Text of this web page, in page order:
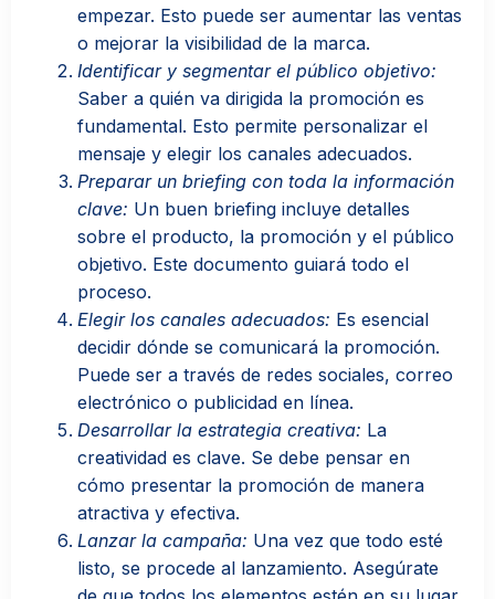
empezar. Esto puede ser aumentar las ventas
o mejorar la visibilidad de la marca.
Identificar y segmentar el público objetivo:
Saber a quién va dirigida la promoción es
fundamental. Esto permite personalizar el
mensaje y elegir los canales adecuados.
Preparar un briefing con toda la información
clave: Un buen briefing incluye detalles
sobre el producto, la promoción y el público
objetivo. Este documento guiará todo el
proceso.
Elegir los canales adecuados: Es esencial
decidir dónde se comunicará la promoción.
Puede ser a través de redes sociales, correo
electrónico o publicidad en línea.
Desarrollar la estrategia creativa: La
creatividad es clave. Se debe pensar en
cómo presentar la promoción de manera
atractiva y efectiva.
Lanzar la campaña: Una vez que todo esté
listo, se procede al lanzamiento. Asegúrate